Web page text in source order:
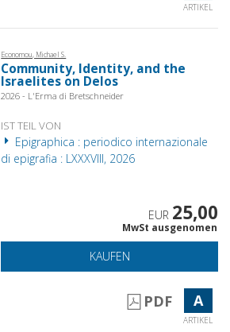
ARTIKEL
Economou, Michael S.
Community, Identity, and the
Israelites on Delos
2026 - L'Erma di Bretschneider
IST TEIL VON
Epigraphica : periodico internazionale
di epigrafia : LXXXVIII, 2026
EUR 25,00
MwSt ausgenomen
KAUFEN
PDF A
ARTIKEL